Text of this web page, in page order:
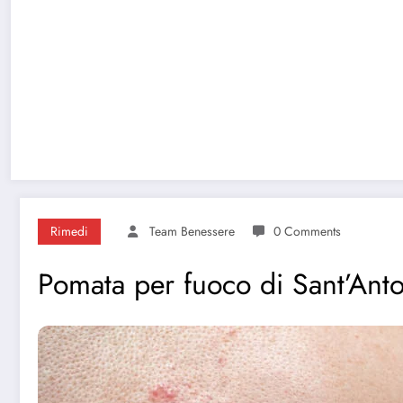
Rimedi Team Benessere 0 Comments
Pomata per fuoco di